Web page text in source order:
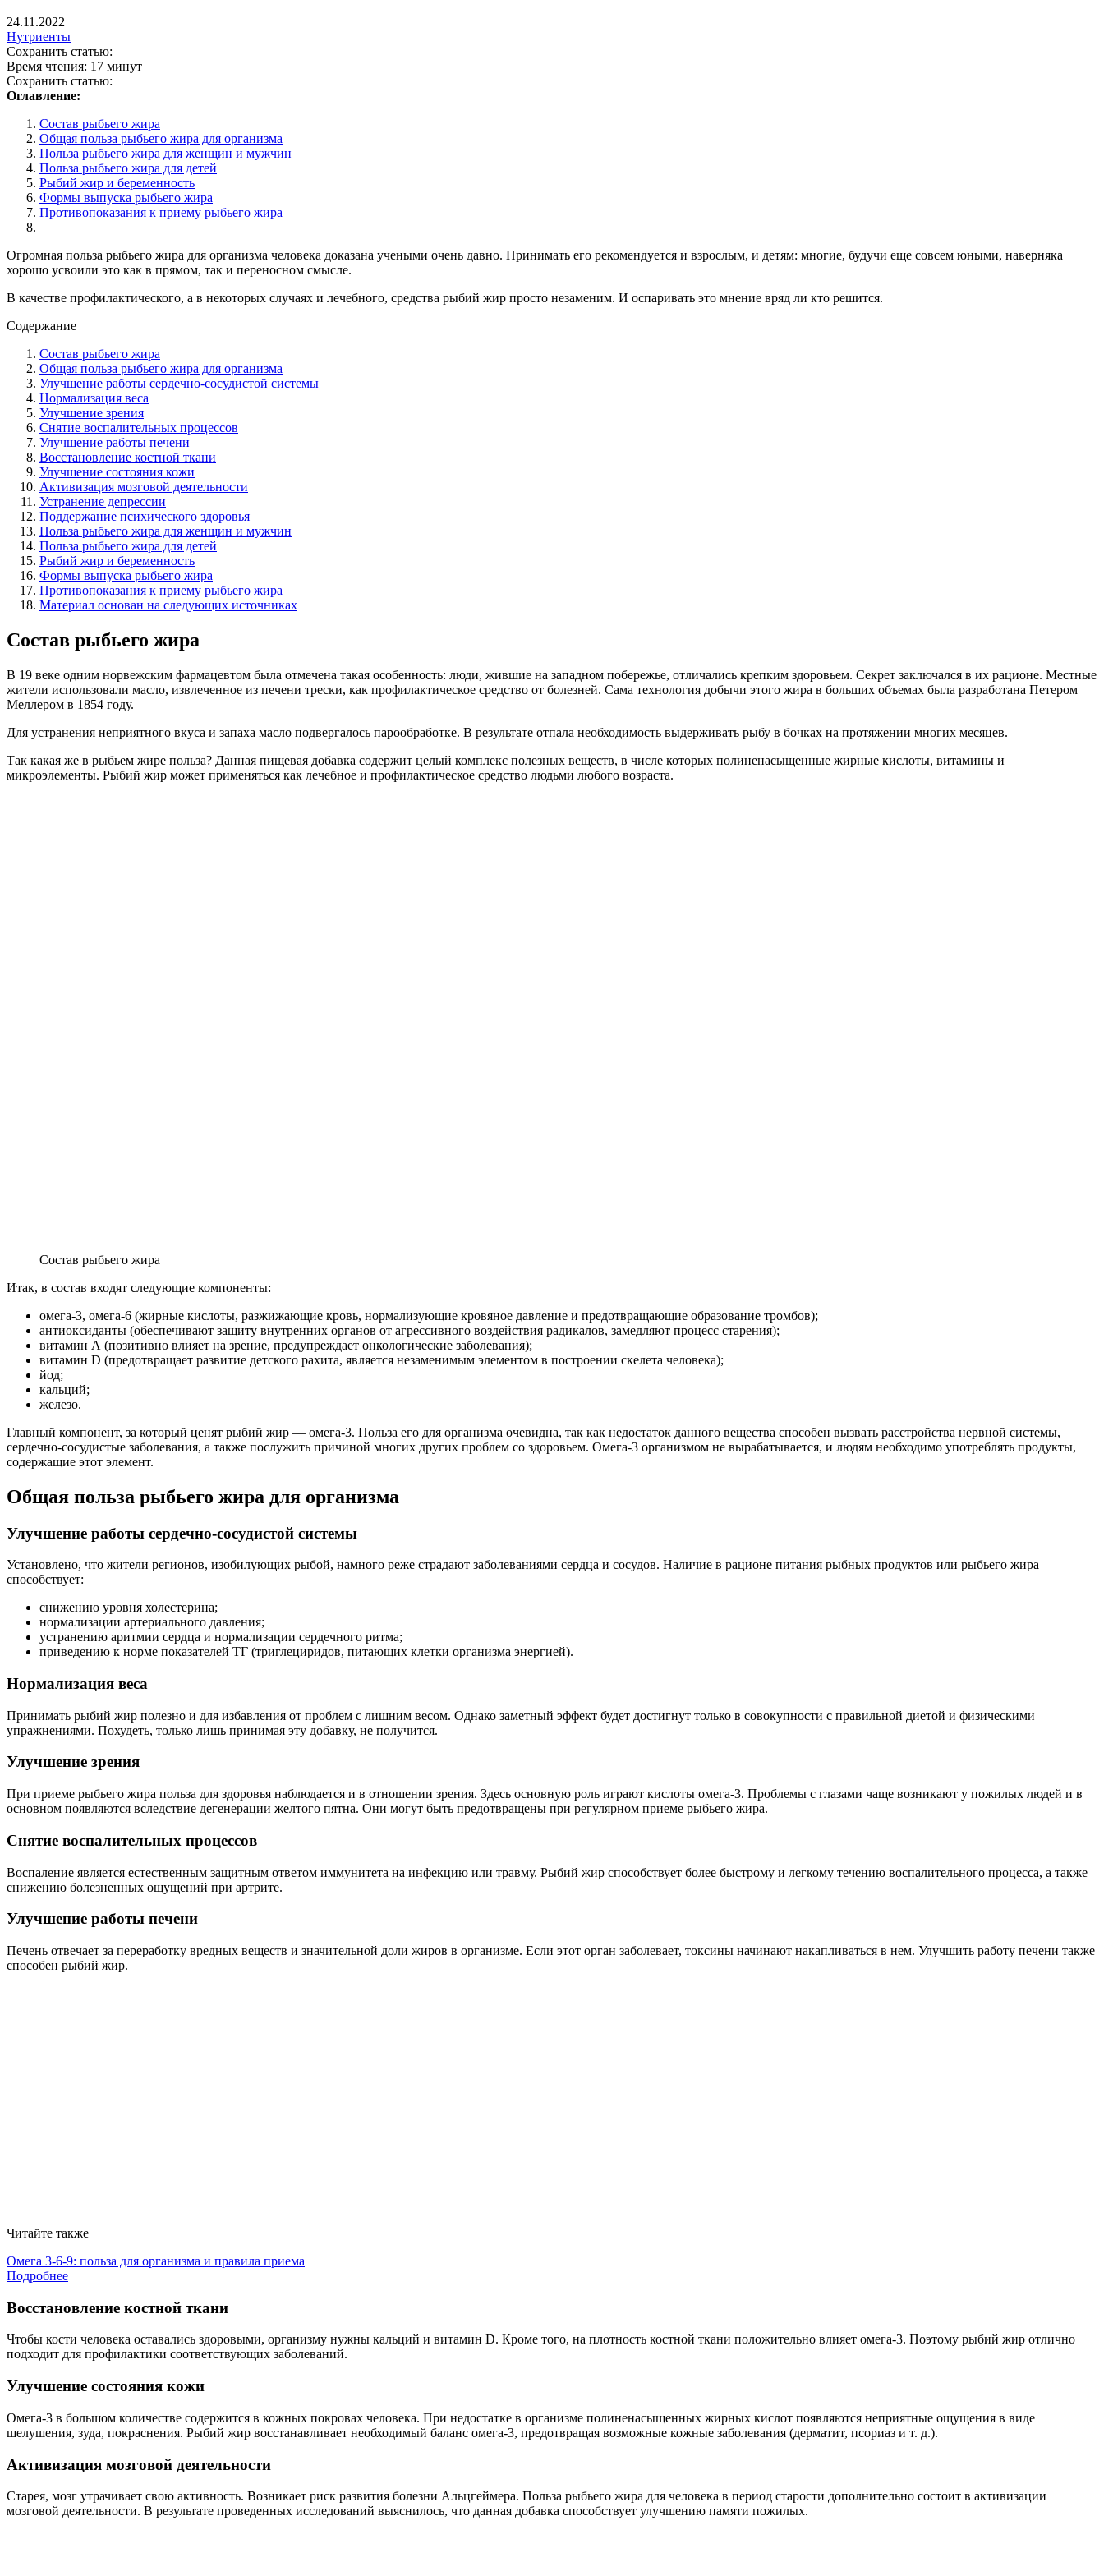
24.11.2022
Нутриенты
Сохранить статью:
Время чтения: 17 минут
Сохранить статью:
Оглавление:
Состав рыбьего жира
Общая польза рыбьего жира для организма
Польза рыбьего жира для женщин и мужчин
Польза рыбьего жира для детей
Рыбий жир и беременность
Формы выпуска рыбьего жира
Противопоказания к приему рыбьего жира
Огромная польза рыбьего жира для организма человека доказана учеными очень давно. Принимать его рекомендуется и взрослым, и детям: многие, будучи еще совсем юными, наверняка
хорошо усвоили это как в прямом, так и переносном смысле.
В качестве профилактического, а в некоторых случаях и лечебного, средства рыбий жир просто незаменим. И оспаривать это мнение вряд ли кто решится.
Содержание
Состав рыбьего жира
Общая польза рыбьего жира для организма
Улучшение работы сердечно-сосудистой системы
Нормализация веса
Улучшение зрения
Снятие воспалительных процессов
Улучшение работы печени
Восстановление костной ткани
Улучшение состояния кожи
Активизация мозговой деятельности
Устранение депрессии
Поддержание психического здоровья
Польза рыбьего жира для женщин и мужчин
Польза рыбьего жира для детей
Рыбий жир и беременность
Формы выпуска рыбьего жира
Противопоказания к приему рыбьего жира
Материал основан на следующих источниках
Состав рыбьего жира
В 19 веке одним норвежским фармацевтом была отмечена такая особенность: люди, жившие на западном побережье, отличались крепким здоровьем. Секрет заключался в их рационе. Местные
жители использовали масло, извлеченное из печени трески, как профилактическое средство от болезней. Сама технология добычи этого жира в больших объемах была разработана Петером
Меллером в 1854 году.
Для устранения неприятного вкуса и запаха масло подвергалось парообработке. В результате отпала необходимость выдерживать рыбу в бочках на протяжении многих месяцев.
Так какая же в рыбьем жире польза? Данная пищевая добавка содержит целый комплекс полезных веществ, в числе которых полиненасыщенные жирные кислоты, витамины и
микроэлементы. Рыбий жир может применяться как лечебное и профилактическое средство людьми любого возраста.
Состав рыбьего жира
Итак, в состав входят следующие компоненты:
омега-3, омега-6 (жирные кислоты, разжижающие кровь, нормализующие кровяное давление и предотвращающие образование тромбов);
антиоксиданты (обеспечивают защиту внутренних органов от агрессивного воздействия радикалов, замедляют процесс старения);
витамин А (позитивно влияет на зрение, предупреждает онкологические заболевания);
витамин D (предотвращает развитие детского рахита, является незаменимым элементом в построении скелета человека);
йод;
кальций;
железо.
Главный компонент, за который ценят рыбий жир — омега-3. Польза его для организма очевидна, так как недостаток данного вещества способен вызвать расстройства нервной системы,
сердечно-сосудистые заболевания, а также послужить причиной многих других проблем со здоровьем. Омега-3 организмом не вырабатывается, и людям необходимо употреблять продукты,
содержащие этот элемент.
Общая польза рыбьего жира для организма
Улучшение работы сердечно-сосудистой системы
Установлено, что жители регионов, изобилующих рыбой, намного реже страдают заболеваниями сердца и сосудов. Наличие в рационе питания рыбных продуктов или рыбьего жира
способствует:
снижению уровня холестерина;
нормализации артериального давления;
устранению аритмии сердца и нормализации сердечного ритма;
приведению к норме показателей ТГ (триглециридов, питающих клетки организма энергией).
Нормализация веса
Принимать рыбий жир полезно и для избавления от проблем с лишним весом. Однако заметный эффект будет достигнут только в совокупности с правильной диетой и физическими
упражнениями. Похудеть, только лишь принимая эту добавку, не получится.
Улучшение зрения
При приеме рыбьего жира польза для здоровья наблюдается и в отношении зрения. Здесь основную роль играют кислоты омега-3. Проблемы с глазами чаще возникают у пожилых людей и в
основном появляются вследствие дегенерации желтого пятна. Они могут быть предотвращены при регулярном приеме рыбьего жира.
Снятие воспалительных процессов
Воспаление является естественным защитным ответом иммунитета на инфекцию или травму. Рыбий жир способствует более быстрому и легкому течению воспалительного процесса, а также
снижению болезненных ощущений при артрите.
Улучшение работы печени
Печень отвечает за переработку вредных веществ и значительной доли жиров в организме. Если этот орган заболевает, токсины начинают накапливаться в нем. Улучшить работу печени также
способен рыбий жир.
Читайте также
Омега 3-6-9: польза для организма и правила приема
Подробнее
Восстановление костной ткани
Чтобы кости человека оставались здоровыми, организму нужны кальций и витамин D. Кроме того, на плотность костной ткани положительно влияет омега-3. Поэтому рыбий жир отлично
подходит для профилактики соответствующих заболеваний.
Улучшение состояния кожи
Омега-3 в большом количестве содержится в кожных покровах человека. При недостатке в организме полиненасыщенных жирных кислот появляются неприятные ощущения в виде
шелушения, зуда, покраснения. Рыбий жир восстанавливает необходимый баланс омега-3, предотвращая возможные кожные заболевания (дерматит, псориаз и т. д.).
Активизация мозговой деятельности
Старея, мозг утрачивает свою активность. Возникает риск развития болезни Альцгеймера. Польза рыбьего жира для человека в период старости дополнительно состоит в активизации
мозговой деятельности. В результате проведенных исследований выяснилось, что данная добавка способствует улучшению памяти пожилых.